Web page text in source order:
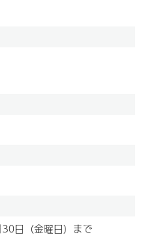
日（金曜日）まで